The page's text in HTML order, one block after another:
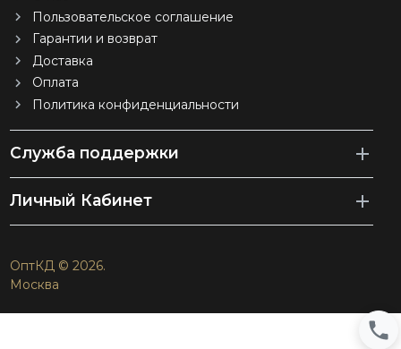
Пользовательское соглашение
Гарантии и возврат
Доставка
Оплата
Политика конфиденциальности
Служба поддержки
Личный Кабинет
ОптКД © 2026.
Москва